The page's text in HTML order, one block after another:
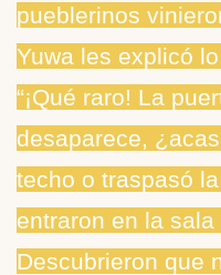
pueblerinos
Yuwa les explicó
“¡Qué raro! La
desaparece,
techo o traspasó
entraron en la
Descubrieron que